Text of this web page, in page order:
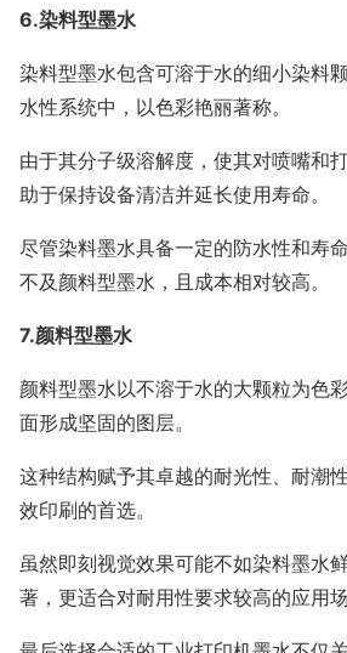
6.染料型墨水
染料型墨水包含可溶于水的细小染料
水性系统中，以色彩艳丽著称。
由于其分子级溶解度，使其对喷嘴和
助于保持设备清洁并延长使用寿命。
尽管染料墨水具备一定的防水性和寿
不及颜料型墨水，且成本相对较高。
7.颜料型墨水
颜料型墨水以不溶于水的大颗粒为色
面形成坚固的图层。
这种结构赋予其卓越的耐光性、耐潮
效印刷的首选。
虽然即刻视觉效果可能不如染料墨水
著，更适合对耐用性要求较高的应用场